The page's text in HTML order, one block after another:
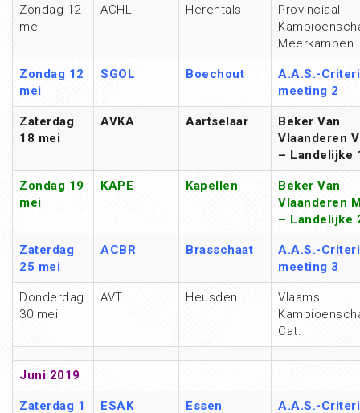
Zondag 12
mei
ACHL Herentals
Provinciaal
Meerkampen
Zondag 12
mei
SGOL Boechout
A.A.S.-
meeting 2
Zaterdag
18 mei
AVKA Aartselaar
Beker Van
Vlaanderen
– Landelijke
Zondag 19
mei
KAPE Kapellen
Beker Van
Vlaanderen
– Landelijke
Zaterdag
25 mei
ACBR Brasschaat
A.A.S.-
meeting 3
Donderdag
30 mei
AVT Heusden
Vlaams
Cat.
Juni 2019
Zaterdag 1 ESAK Essen A.A.S.-